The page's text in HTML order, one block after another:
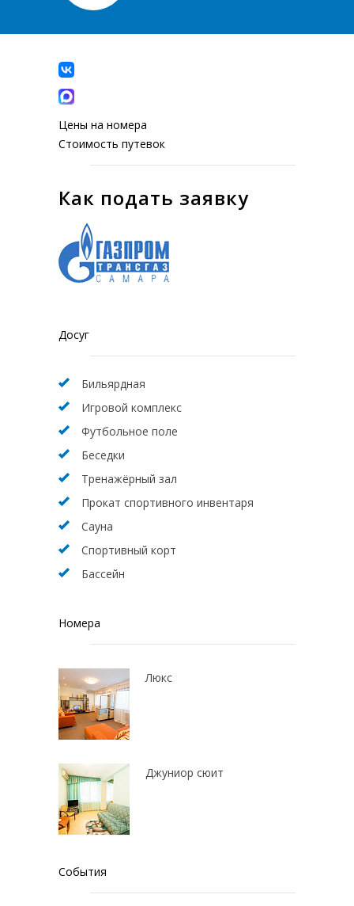
Цены на номера
Стоимость путевок
Как подать заявку
Досуг
Бильярдная
Игровой комплекс
Футбольное поле
Беседки
Тренажёрный зал
Прокат спортивного инвентаря
Сауна
Спортивный корт
Бассейн
Номера
Люкс
Джуниор сюит
События